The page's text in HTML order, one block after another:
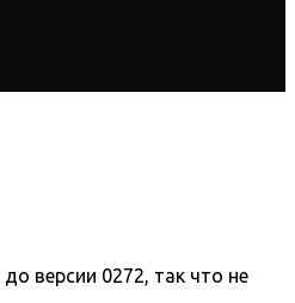
версии 0272, так что не